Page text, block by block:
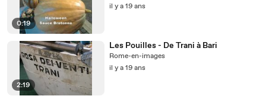
0:19
il y a 19 ans
2:19
Les Pouilles - De Trani à Bari
Rome-en-images
il y a 19 ans